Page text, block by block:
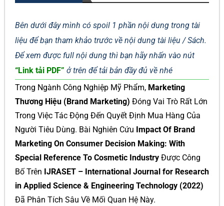
Bên dưới đây mình có spoil 1 phần nội dung trong tài
liệu để bạn tham khảo trước về nội dung tài liệu / Sách.
Để xem được full nội dung thì bạn hãy nhấn vào nút
“Link tải PDF” ở trên để tải bản đầy đủ về nhé
Trong Ngành Công Nghiệp Mỹ Phẩm, Marketing
Thương Hiệu (Brand Marketing) Đóng Vai Trò Rất Lớn
Trong Việc Tác Động Đến Quyết Định Mua Hàng Của
Người Tiêu Dùng. Bài Nghiên Cứu Impact Of Brand
Marketing On Consumer Decision Making: With
Special Reference To Cosmetic Industry Được Công
Bố Trên IJRASET – International Journal for Research
in Applied Science & Engineering Technology (2022)
Đã Phân Tích Sâu Về Mối Quan Hệ Này.